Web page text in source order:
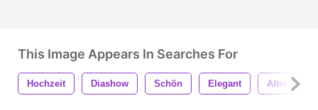
This Image Appears In Searches For
Hochzeit Diashow Schön Elegant After